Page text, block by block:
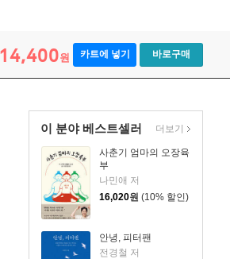
14,400원 카트에 넣기 바로구매
이 분야 베스트셀러
사춘기 엄마의 오장육
부
나민애 저
16,020원 (10% 할인)
안녕, 피터팬
전경철 저
더보기